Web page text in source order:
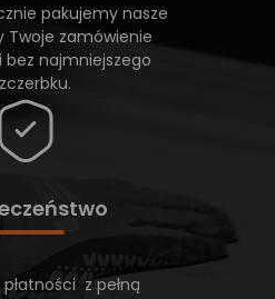
pakujemy nasze
Twoje zamówienie
bez najmniejszego
z pełną